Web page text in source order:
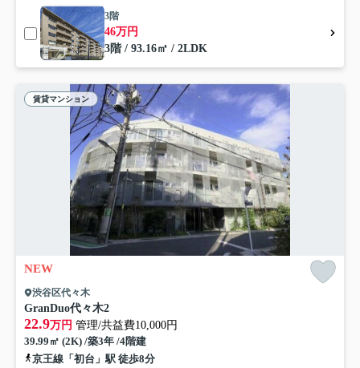
3階
46万円
3階 / 93.16㎡ / 2LDK
賃貸マンション
NEW
渋谷区代々木
GranDuo代々木2
22.9万円 管理/共益費10,000円
39.99㎡ (2K) /築3年 /4階建
京王線「初台」駅 徒歩8分